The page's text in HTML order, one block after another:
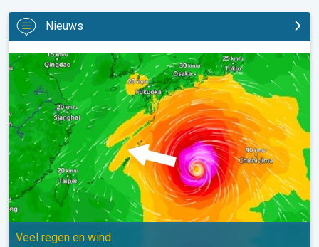
Nieuws
Tyfoon Dolphin op weg naar Japan. Veel regen en wind. . .
Veel regen en wind